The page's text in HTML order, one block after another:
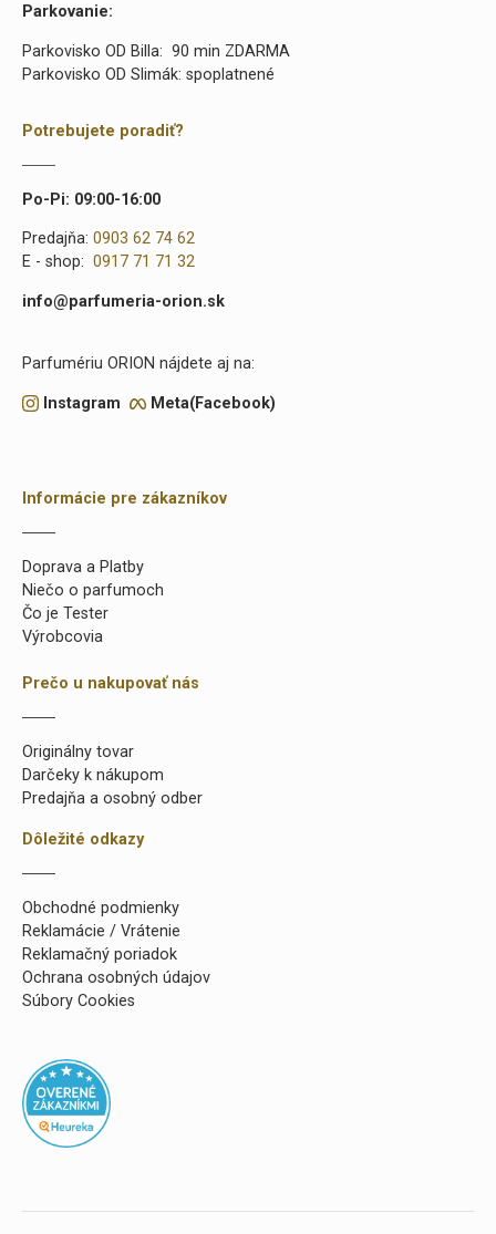
Parkovanie:
Parkovisko OD Billa: 90 min ZDARMA
Parkovisko OD Slimák: spoplatnené
Potrebujete poradiť?
Po-Pi: 09:00-16:00
Predajňa: 0903 62 74 62
E - shop: 0917 71 71 32
info@parfumeria-orion.sk
Parfumériu ORION nájdete aj na:
Instagram Meta(Facebook)
Informácie pre zákazníkov
Doprava a Platby
Niečo o parfumoch
Čo je Tester
Výrobcovia
Prečo u nakupovať nás
Originálny tovar
Darčeky k nákupom
Predajňa a osobný odber
Dôležité odkazy
Obchodné podmienky
Reklamácie / Vrátenie
Reklamačný poriadok
Ochrana osobných údajov
Súbory Cookies